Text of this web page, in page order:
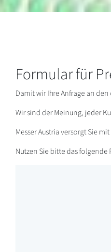
Formular für
Damit wir Ihre Anfrage an
Wir sind der Meinung, jeder
Messer Austria versorgt Sie mit
Nutzen Sie bitte das folgende